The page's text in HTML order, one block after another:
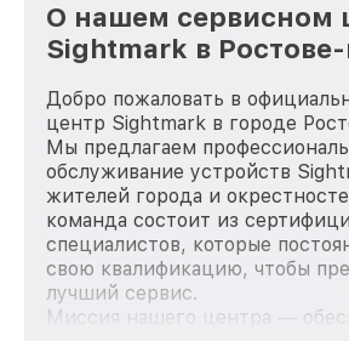
О нашем сервисном
Sightmark в
Добро пожаловать в
центр Sightmark в городе
Мы предлагаем
обслуживание устройств
жителей города и
команда состоит из
специалистов, которые
свою квалификацию, чтобы
лучший сервис.
Миссия нашего центра —